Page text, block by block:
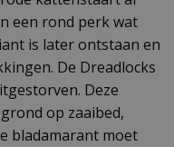
een rond perk wat
is later ontstaan en
De Dreadlocks
Deze
op zaaibed,
bladamarant moet